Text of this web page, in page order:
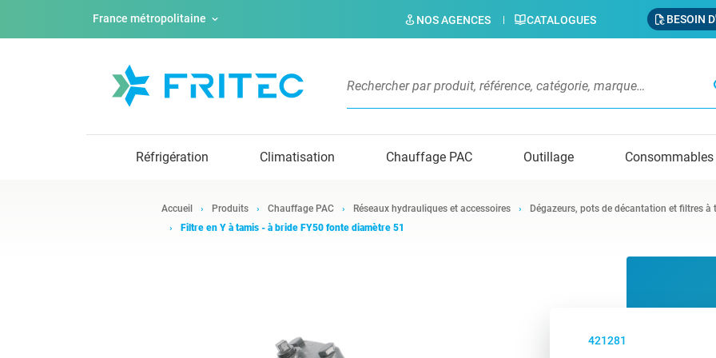
France métropolitaine NOS AGENCES CATALOGUES BESOIN
Réfrigération Climatisation Chauffage PAC Outillage Consommables
Accueil Produits Chauffage PAC Réseaux hydrauliques et accessoires
Dégazeurs, pots de décantation et filtres à
Filtre en Y à tamis - à bride FY50 fonte diamètre 51
421281